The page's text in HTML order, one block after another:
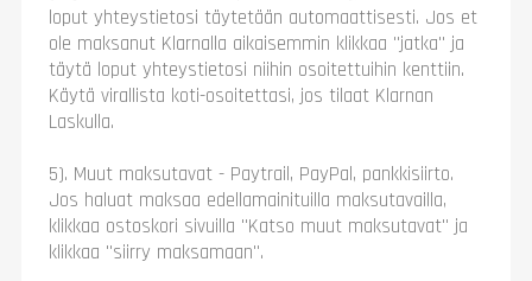
loput yhteystietosi täytetään automaattisesti. Jos et
ole maksanut Klarnalla aikaisemmin klikkaa "jatka" ja
täytä loput yhteystietosi niihin osoitettuihin kenttiin.
Käytä virallista koti-osoitettasi, jos tilaat Klarnan
Laskulla.
5). Muut maksutavat - Paytrail, PayPal, pankkisiirto.
Jos haluat maksaa edellamainituilla maksutavailla,
klikkaa ostoskori sivuilla "Katso muut maksutavat" ja
klikkaa "siirry maksamaan".